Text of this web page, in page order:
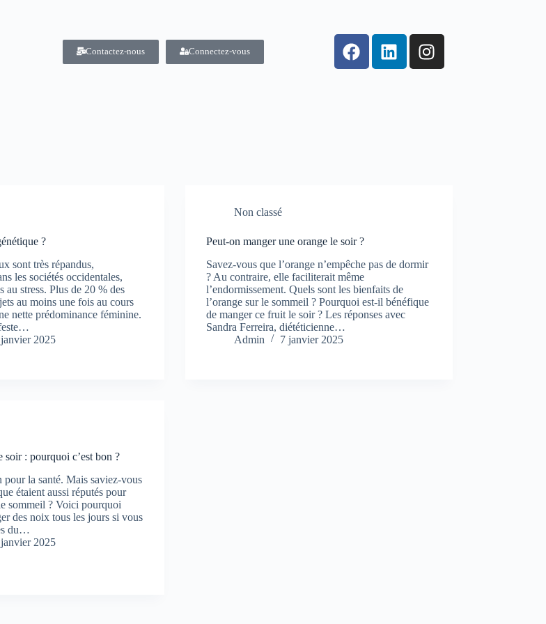
Contactez-nous Connectez-vous
?
sont très répandus,
les sociétés occidentales,
au stress. Plus de 20 % des
au moins une fois au cours
nette prédominance féminine.
2025
Non classé
Peut-on manger une orange le soir ?
Savez-vous que l’orange n’empêche pas de dormir
? Au contraire, elle faciliterait même
l’endormissement. Quels sont les bienfaits de
l’orange sur le sommeil ? Pourquoi est-il bénéfique
de manger ce fruit le soir ? Les réponses avec
Sandra Ferreira, diététicienne…
Admin
7 janvier 2025
soir : pourquoi c’est bon ?
pour la santé. Mais saviez-vous
étaient aussi réputés pour
sommeil ? Voici pourquoi
des noix tous les jours si vous
du…
2025